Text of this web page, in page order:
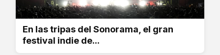
En las tripas del Sonorama, el gran
festival indie de...